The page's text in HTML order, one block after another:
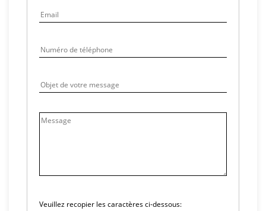
Veuillez recopier les caractères ci-dessous: